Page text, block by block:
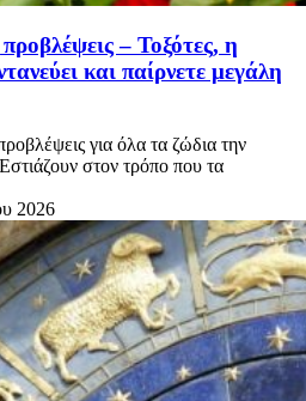
– Τοξότες, η
και παίρνετε μεγάλη
για όλα τα ζώδια την
στον τρόπο που τα
2026